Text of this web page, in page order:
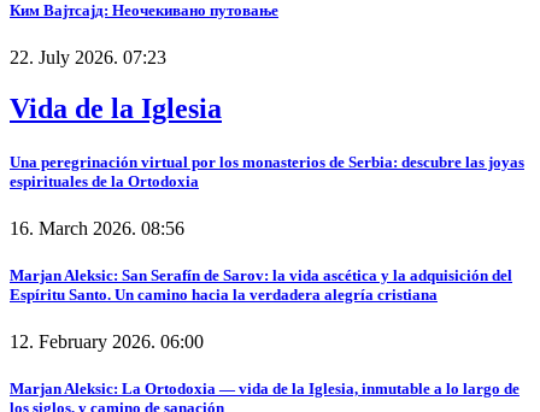
Ким Вајтсајд: Неочекивано путовање
22. July 2026. 07:23
Vida de la Iglesia
Una peregrinación virtual por los monasterios de Serbia: descubre las joyas
espirituales de la Ortodoxia
16. March 2026. 08:56
Marjan Aleksic: San Serafín de Sarov: la vida ascética y la adquisición del
Espíritu Santo. Un camino hacia la verdadera alegría cristiana
12. February 2026. 06:00
Marjan Aleksic: La Ortodoxia — vida de la Iglesia, inmutable a lo largo de
los siglos, y camino de sanación